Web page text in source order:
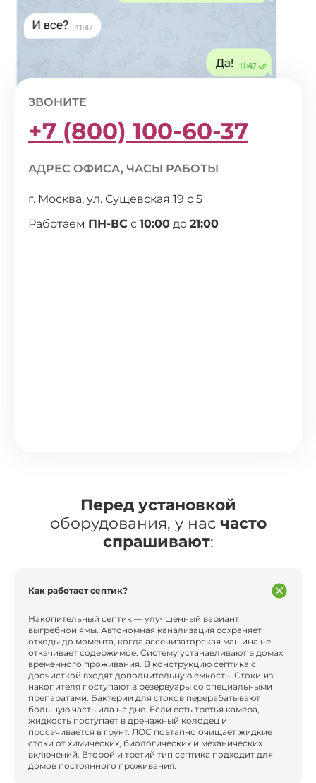
ЗВОНИТЕ
+7 (800) 100-60-37
АДРЕС ОФИСА, ЧАСЫ РАБОТЫ
г. Москва, ул. Сущевская 19 с 5
Работаем ПН-ВС с 10:00 до 21:00
Перед установкой
оборудования, у нас часто
спрашивают:
Как работает септик?
Накопительный септик — улучшенный вариант
выгребной ямы. Автономная канализация сохраняет
отходы до момента, когда ассенизаторская машина не
откачивает содержимое. Систему устанавливают в домах
временного проживания. В конструкцию септика с
доочисткой входят дополнительную емкость. Стоки из
накопителя поступают в резервуары со специальными
препаратами. Бактерии для стоков перерабатывают
большую часть ила на дне. Если есть третья камера,
жидкость поступает в дренажный колодец и
просачивается в грунт. ЛОС поэтапно очищает жидкие
стоки от химических, биологических и механических
включений. Второй и третий тип септика подходит для
домов постоянного проживания.